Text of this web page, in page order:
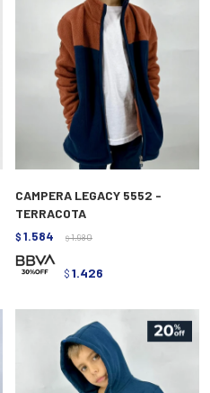
CAMPERA LEGACY 5552 -
TERRACOTA
$ 1.584 $ 1.980
$ 1.426